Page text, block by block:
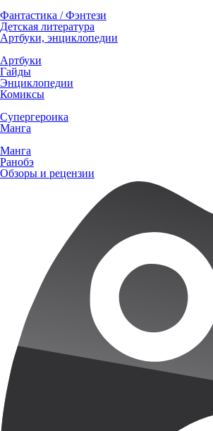
Фантастика / Фэнтези
Детская литература
Артбуки, энциклопедии
Артбуки
Гайды
Энциклопедии
Комиксы
Супергероика
Манга
Манга
Ранобэ
Обзоры и рецензии